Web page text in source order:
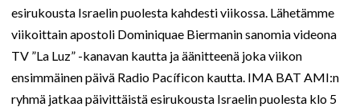
esirukousta Israelin puolesta kahdesti viikossa. Lähetämme
viikoittain apostoli Dominiquae Biermanin sanomia videona
TV ”La Luz” -kanavan kautta ja äänitteenä joka viikon
ensimmäinen päivä Radio Pacíficon kautta. IMA BAT AMI:n
ryhmä jatkaa päivittäistä esirukousta Israelin puolesta klo 5